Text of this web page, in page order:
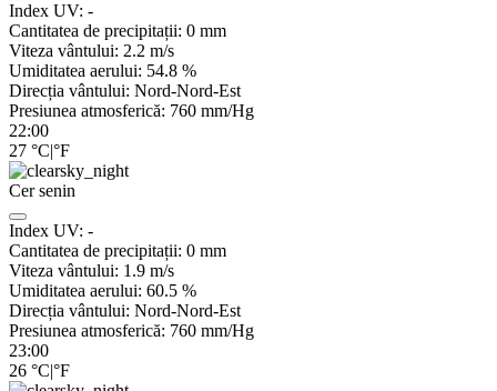
Index UV: -
Cantitatea de precipitații: 0 mm
Viteza vântului: 2.2 m/s
Umiditatea aerului: 54.8 %
Direcția vântului: Nord-Nord-Est
Presiunea atmosferică: 760 mm/Hg
22:00
27 °C|°F
Cer senin
Index UV: -
Cantitatea de precipitații: 0 mm
Viteza vântului: 1.9 m/s
Umiditatea aerului: 60.5 %
Direcția vântului: Nord-Nord-Est
Presiunea atmosferică: 760 mm/Hg
23:00
26 °C|°F